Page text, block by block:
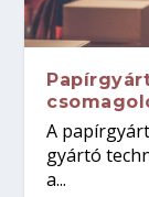
A
gyártó
a...